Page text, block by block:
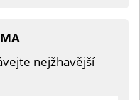
nejžhavější